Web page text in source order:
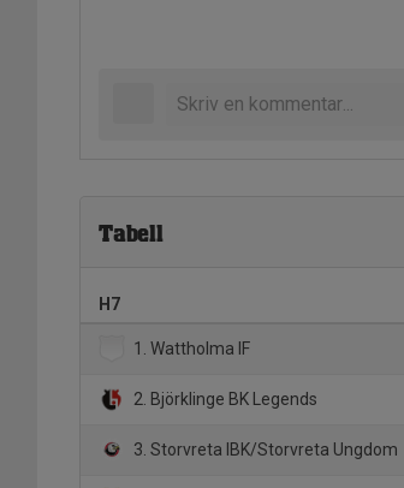
Tabell
H7
1. Wattholma IF
2. Björklinge BK Legends
3. Storvreta IBK/Storvreta Ungdom